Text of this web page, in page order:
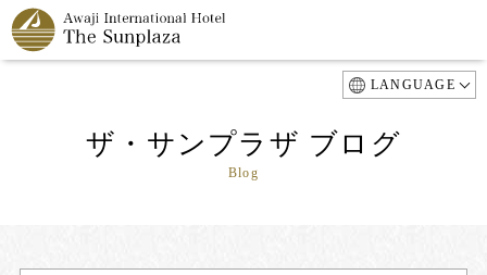
LANGUAGE
ザ・サンプラザ ブログ
Blog